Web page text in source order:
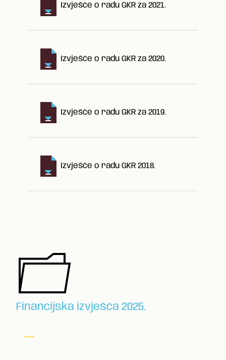
Izvješće o radu GKR za 2021.
Izvješće o radu GKR za 2020.
Izvješće o radu GKR za 2019.
Izvješće o radu GKR 2018.
Financijska izvješća 2025.